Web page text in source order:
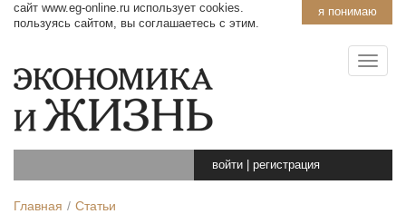
я понимаю
сайт www.eg-online.ru использует cookies.
пользуясь сайтом, вы соглашаетесь с этим.
войти регистрация
Главная Статьи